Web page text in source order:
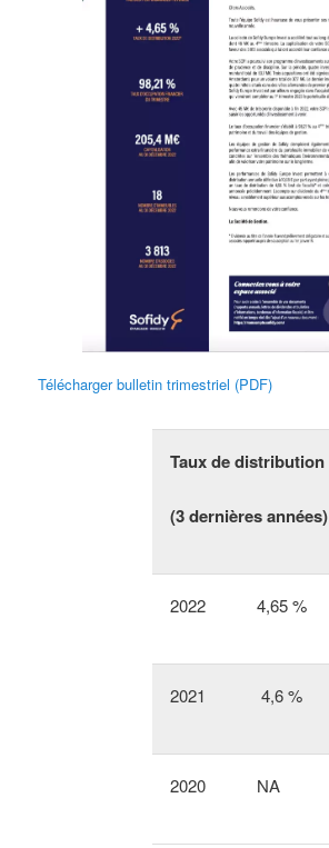
Télécharger bulletin trimestriel (PDF)
Taux de distribution
(3 dernières années)
2022 4,65 %
2021 4,6 %
2020 NA